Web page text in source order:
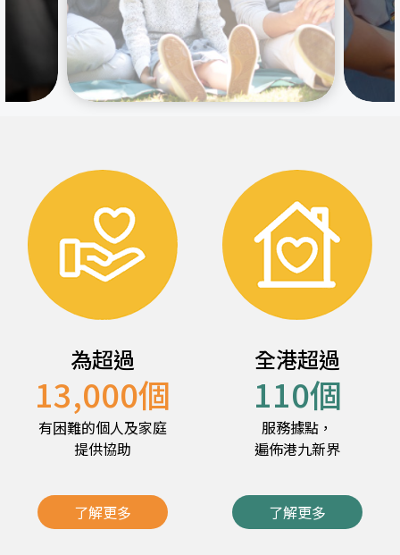
為超過
13,000個
有困難的個人及家庭
提供協助
了解更多
全港超過
110個
服務據點，
遍佈港九新界
了解更多